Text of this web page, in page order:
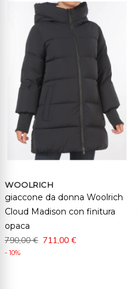
WOOLRICH
giaccone da donna Woolrich
Cloud Madison con finitura
opaca
790,00 € 711,00 €
- 10%